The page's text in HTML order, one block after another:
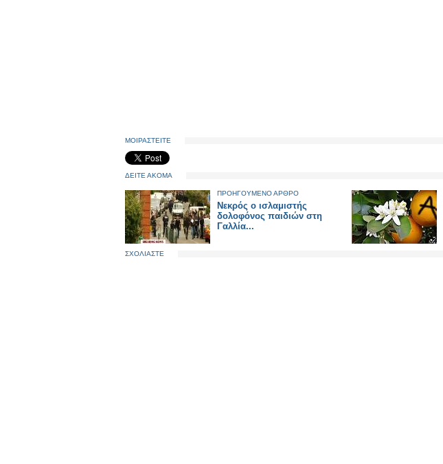
ΜΟΙΡΑΣΤΕΙΤΕ
ΔΕΙΤΕ ΑΚΟΜΑ
ΠΡΟΗΓΟΥΜΕΝΟ ΑΡΘΡΟ
Νεκρός ο ισλαμιστής
δολοφόνος παιδιών στη
Γαλλία...
ΣΧΟΛΙΑΣΤΕ